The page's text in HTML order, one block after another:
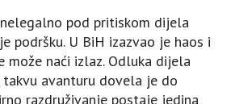
pod pritiskom dijela
podršku. U BiH izazvao je haos i
može naći izlaz. Odluka dijela
takvu avanturu dovela je do
razdruživanje postaje jedina